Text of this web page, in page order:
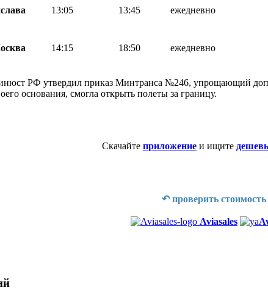
13:05 13:45 ежедневно
14:15 18:50 ежедневно
РФ утвердил приказ Минтранса №246, упрощающий
основания, смогла открыть полеты за границу.
Скачайте приложение и ищите
↶ проверить стоимость
Aviasales